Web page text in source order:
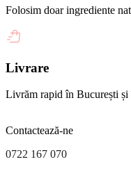
Folosim doar ingrediente
Livrare
Livrăm rapid în București
Contactează-ne
0722 167 070